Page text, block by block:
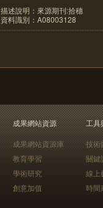
描述說明：來源期刊:拾穗
資料識別：A08003128
成果網站資源
成果網站資源庫
教育學習
學術研究
創意加值
工具
技術
關鍵
線上
時間